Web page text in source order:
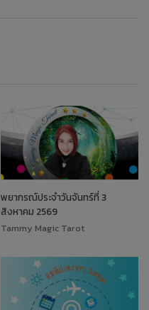
พยากรณ์ประจำวันจันทร์ที่ 3
สิงหาคม 2569
Tammy Magic Tarot